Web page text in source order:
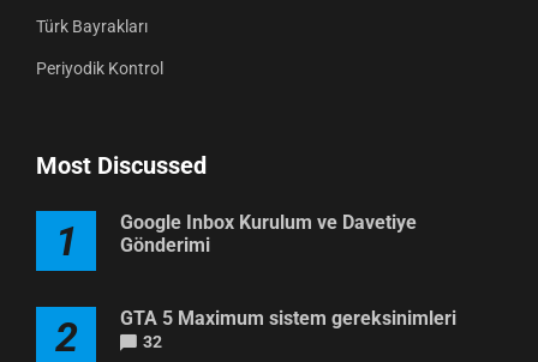
Türk Bayrakları
Periyodik Kontrol
Most Discussed
1
Google Inbox Kurulum ve Davetiye
Gönderimi
2 GTA 5 Maximum sistem gereksinimleri
32